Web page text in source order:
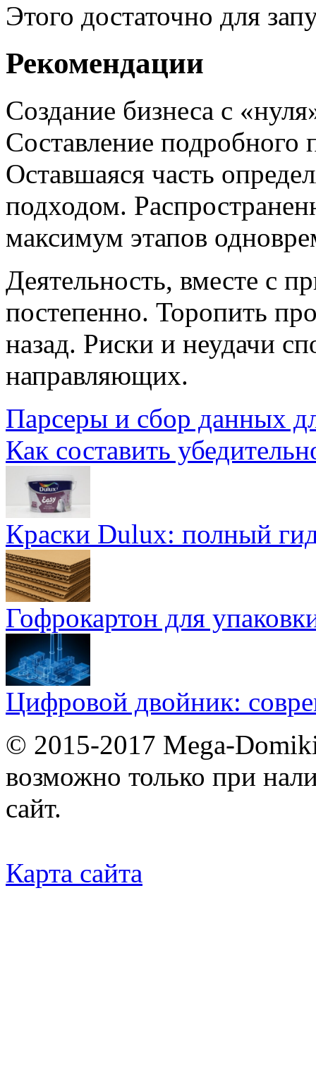
Этого достаточно для
Рекомендации
Создание бизнеса с
Составление подробного
Оставшаяся часть
подходом.
максимум этапов
Деятельность, вместе с
постепенно. Торопить
назад. Риски и неудачи
направляющих.
Парсеры и сбор данных
Как составить
Краски Dulux: полный
Гофрокартон для
Цифровой двойник:
© 2015-2017 Mega-
возможно только при
сайт.
Карта сайта